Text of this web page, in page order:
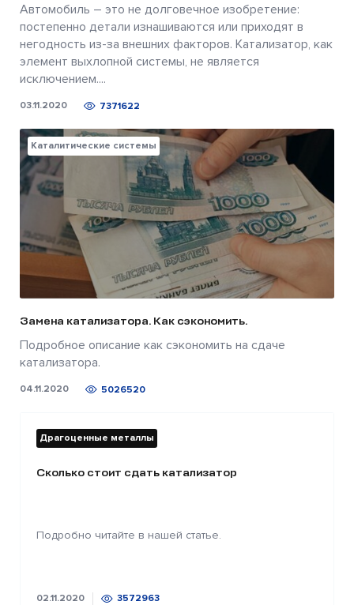
Автомобиль – это не долговечное изобретение:
постепенно детали изнашиваются или приходят в
негодность из-за внешних факторов. Катализатор, как
элемент выхлопной системы, не является
исключением....
03.11.2020 7371622
Каталитические системы
Замена катализатора. Как сэкономить.
Подробное описание как сэкономить на сдаче
катализатора.
04.11.2020 5026520
Драгоценные металлы
Сколько стоит сдать катализатор
Подробно читайте в нашей статье.
02.11.2020 3572963